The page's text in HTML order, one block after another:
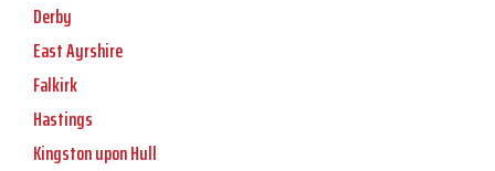
Derby
East Ayrshire
Falkirk
Hastings
Kingston upon Hull